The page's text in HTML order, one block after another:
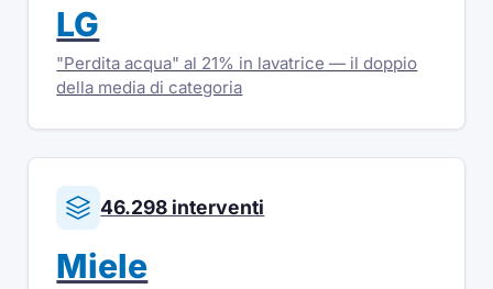
LG
"Perdita acqua" al 21% in lavatrice — il doppio
della media di categoria
46.298 interventi
Miele